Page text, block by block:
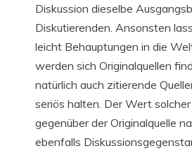
Diskussion dieselbe
Diskutierenden. Ansonsten
leicht Behauptungen in die
werden sich Originalquellen
natürlich auch zitierende
seriös halten. Der Wert
gegenüber der Originalquelle
ebenfalls